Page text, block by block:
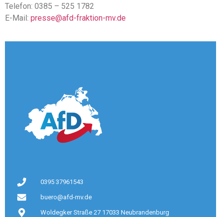
Telefon: 0385 – 525 1782
E-Mail: presse@afd-fraktion-mv.de
0395 37961543
buero@afd-mv.de
Woldegker Straße 27 17033 Neubrandenburg